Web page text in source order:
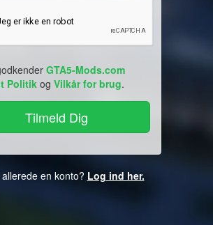
GTA5-Mods.com
Politikog Vilkår for brug.
en konto? Log ind her.